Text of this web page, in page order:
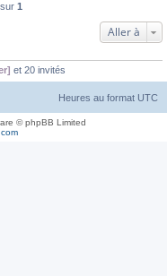
sur 1
Aller à
et 20 invités
Heures au format UTC
© phpBB Limited